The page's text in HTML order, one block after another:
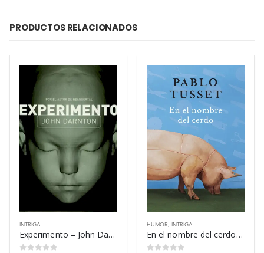
PRODUCTOS RELACIONADOS
INTRIGA
Experimento – John Darnton
HUMOR , INTRIGA
En el nombre del cerdo – Pablo Tusset